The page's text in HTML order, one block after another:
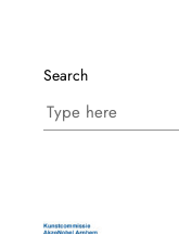
Search
Search
for: